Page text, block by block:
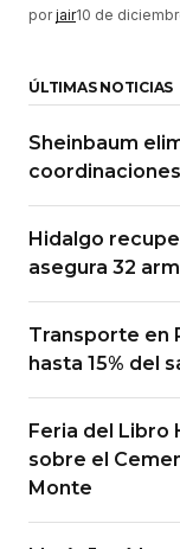
por jair10 de
ÚLTIMAS NOTICIAS
Sheinbaum
Hidalgo
asegura 32
Transporte en
hasta 15% del
Feria del Libro
sobre el
Monte